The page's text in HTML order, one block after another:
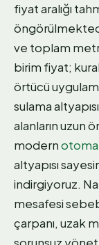
fiyat aralığı
ve toplam
birim fiyat;
örtücü
sulama
alanların uzun
modern
altyapısı
indirgiyoruz.
mesafesi
çarpanı, uzak